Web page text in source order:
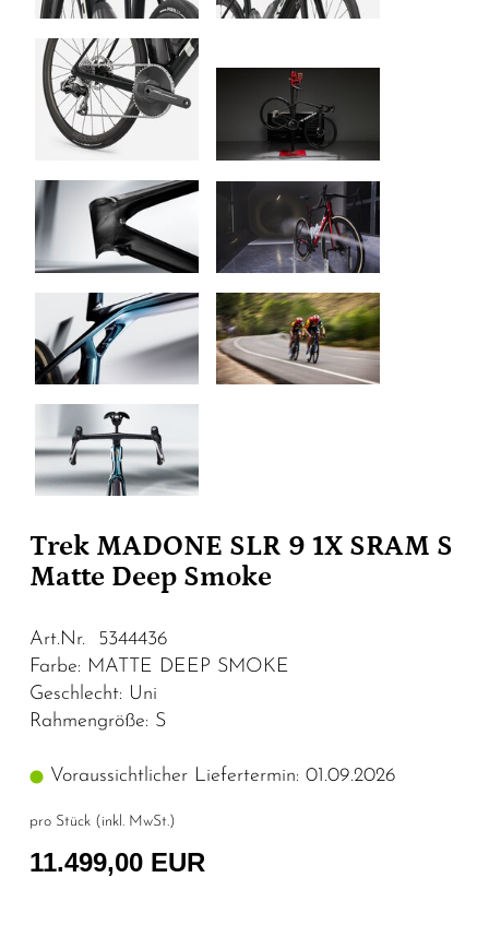
Trek MADONE SLR 9 1X SRAM S
Matte Deep Smoke
Art.Nr. 5344436
Farbe: MATTE DEEP SMOKE
Geschlecht: Uni
Rahmengröße: S
Voraussichtlicher Liefertermin: 01.09.2026
pro Stück (inkl. MwSt.)
11.499,00 EUR